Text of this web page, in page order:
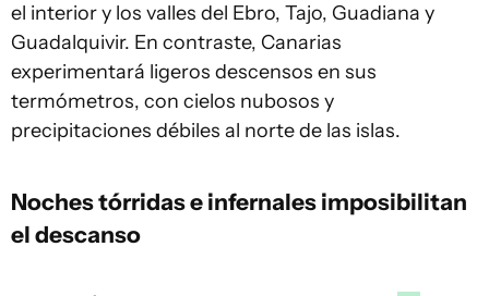
el interior y los valles del Ebro, Tajo, Guadiana y
Guadalquivir. En contraste, Canarias
experimentará ligeros descensos en sus
termómetros, con cielos nubosos y
precipitaciones débiles al norte de las islas.
Noches tórridas e infernales imposibilitan
el descanso